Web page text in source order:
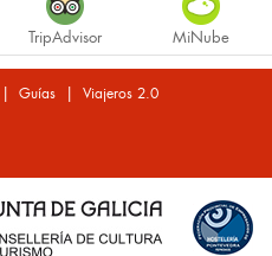
TripAdvisor MiNube
| Guías| Viajeros 2.0